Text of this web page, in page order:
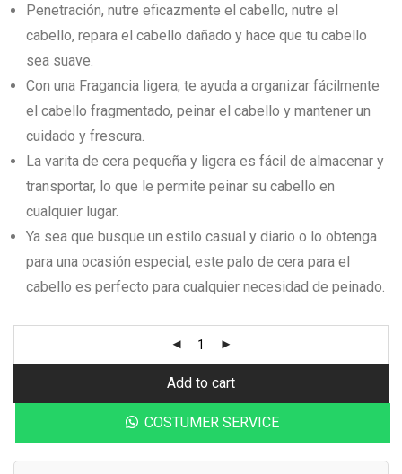
Penetración, nutre eficazmente el cabello, nutre el
cabello, repara el cabello dañado y hace que tu cabello
sea suave.
Con una Fragancia ligera, te ayuda a organizar fácilmente
el cabello fragmentado, peinar el cabello y mantener un
cuidado y frescura.
La varita de cera pequeña y ligera es fácil de almacenar y
transportar, lo que le permite peinar su cabello en
cualquier lugar.
Ya sea que busque un estilo casual y diario o lo obtenga
para una ocasión especial, este palo de cera para el
cabello es perfecto para cualquier necesidad de peinado.
Add to cart
COSTUMER SERVICE